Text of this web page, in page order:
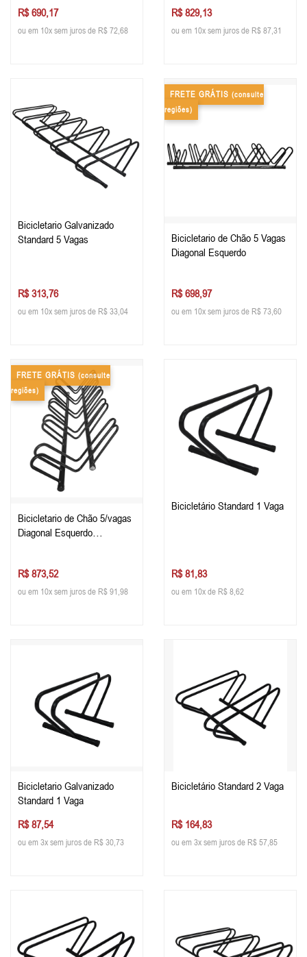
R$ 690,17
ou em 10x sem juros de R$ 72,68
R$ 829,13
ou em 10x sem juros de R$ 87,31
Bicicletario Galvanizado
Standard 5 Vagas
R$ 313,76
ou em 10x sem juros de R$ 33,04
FRETE GRÁTIS (consulte
regiões)
Bicicletario de Chão 5 Vagas
Diagonal Esquerdo
R$ 698,97
ou em 10x sem juros de R$ 73,60
FRETE GRÁTIS (consulte
regiões)
Bicicletario de Chão 5/vagas
Diagonal Esquerdo
R$ 873,52
ou em 10x sem juros de R$ 91,98
Bicicletário Standard 1 Vaga
R$ 81,83
ou em 10x de R$ 8,62
Bicicletario Galvanizado
Standard 1 Vaga
R$ 87,54
ou em 3x sem juros de R$ 30,73
Bicicletário Standard 2 Vaga
R$ 164,83
ou em 3x sem juros de R$ 57,85